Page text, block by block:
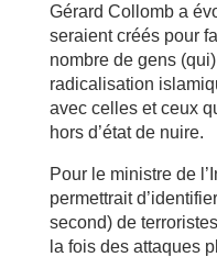
Gérard Collomb a
seraient créés pour
nombre de gens
radicalisation
avec celles et ceux
hors d’état de nuire.
Pour le ministre de
permettrait
second) de
la fois des attaques